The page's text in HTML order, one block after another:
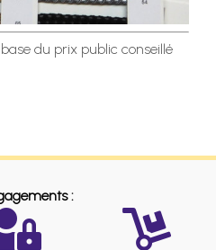
du prix public conseillé
: